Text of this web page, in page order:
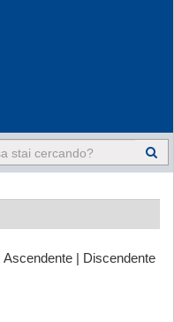
-
Ascendente Discendente